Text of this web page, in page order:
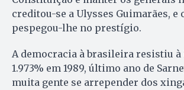
creditou-se a Ulysses Guimarães, e
pespegou-lhe no prestígio.
A democracia à brasileira resistiu à
1.973% em 1989, último ano de
muita gente se arrepender dos